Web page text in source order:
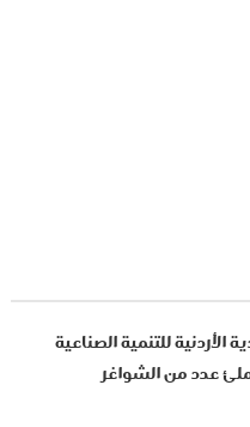
للتنمية الصناعية
عدد من الشواغر